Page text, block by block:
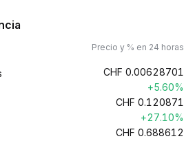
Precio y % en 24 horas
CHF 0.00628701
+5.60%
CHF 0.120871
+27.10%
CHF 0.688612